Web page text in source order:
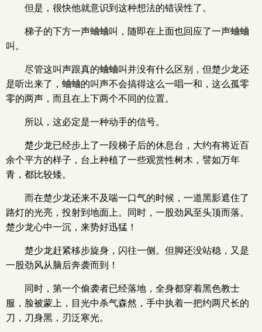
但是，很快他就意识到这种想法的错误性了。
梯子的下方一声蛐蛐叫，随即在上面也回应了一声蛐蛐
叫。
尽管这叫声跟真的蛐蛐叫并没有什么区别，但楚少龙还
是听出来了，蛐蛐的叫声不会搞得这么一唱一和，这么孤零
零的两声，而且在上下两个不同的位置。
所以，这必定是一种动手的信号。
楚少龙已经步上了一段梯子后的休息台，大约有将近百
余个平方的样子，台上种植了一些观赏性树木，譬如万年
青，都比较矮。
而在楚少龙还来不及喘一口气的时候，一道黑影遮住了
路灯的光亮，投射到地面上。同时，一股劲风至头顶而落。
楚少龙心中一沉，来势好迅猛！
楚少龙赶紧移步旋身，闪往一侧。但脚还没站稳，又是
一股劲风从脑后奔袭而到！
同时，第一个偷袭者已经落地，全身都穿着黑色教士
服，脸被蒙上，目光中杀气森然，手中执着一把约两尺长的
刀，刀身黑，刃泛寒光。